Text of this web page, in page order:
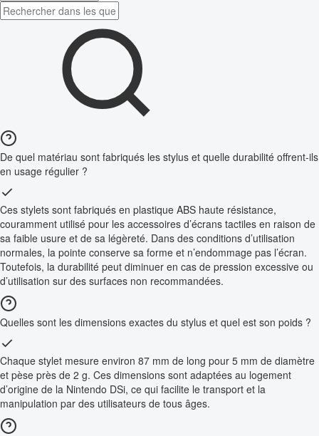
De quel matériau sont fabriqués les stylus et quelle durabilité offrent-ils
en usage régulier ?
Ces stylets sont fabriqués en plastique ABS haute résistance,
couramment utilisé pour les accessoires d’écrans tactiles en raison de
sa faible usure et de sa légèreté. Dans des conditions d’utilisation
normales, la pointe conserve sa forme et n’endommage pas l’écran.
Toutefois, la durabilité peut diminuer en cas de pression excessive ou
d’utilisation sur des surfaces non recommandées.
Quelles sont les dimensions exactes du stylus et quel est son poids ?
Chaque stylet mesure environ 87 mm de long pour 5 mm de diamètre
et pèse près de 2 g. Ces dimensions sont adaptées au logement
d’origine de la Nintendo DSi, ce qui facilite le transport et la
manipulation par des utilisateurs de tous âges.